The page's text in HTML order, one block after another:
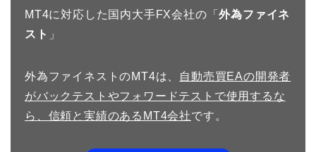
MT4に対応した国内大手FX会社の「外為ファイネ
スト 」
外為ファイネストのMT4は、
自動売買EAの開発者
がバックテストやフォワードテストで使用するな
ら、信頼と実績のあるMT4会社です。